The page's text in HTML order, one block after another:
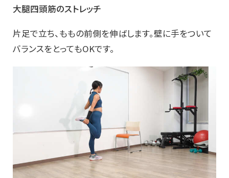
大腿四頭筋のストレッチ
片足で立ち、ももの前側を伸ばします。壁に手をついて
バランスをとってもOKです。